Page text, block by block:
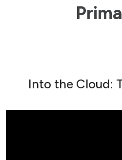
Into the Cloud: